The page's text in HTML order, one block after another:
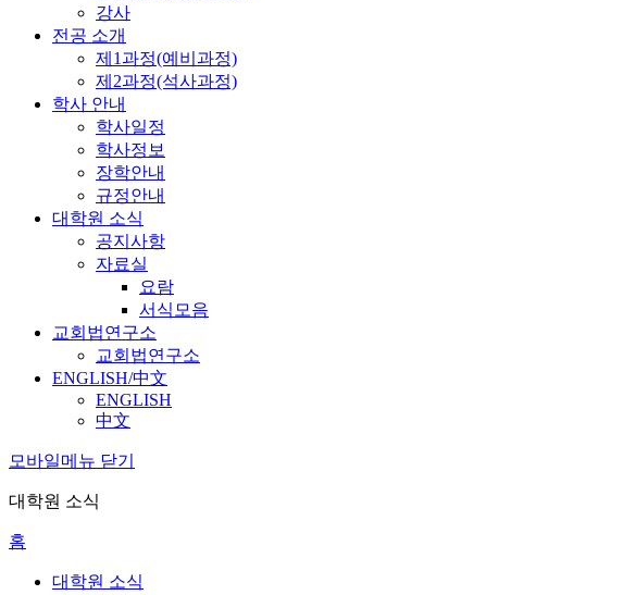
강사
전공 소개
제1과정(예비과정)
제2과정(석사과정)
학사 안내
학사일정
학사정보
장학안내
규정안내
대학원 소식
공지사항
자료실
요람
서식모음
교회법연구소
교회법연구소
ENGLISH/中文
ENGLISH
中文
모바일메뉴 닫기
대학원 소식
홈
대학원 소식